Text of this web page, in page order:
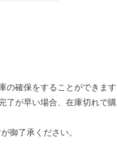
確保をすることができます
が早い場合、在庫切れで
御了承ください。